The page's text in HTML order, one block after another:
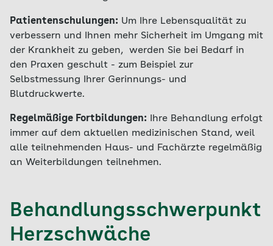
Patientenschulungen: Um Ihre Lebensqualität zu
verbessern und Ihnen mehr Sicherheit im Umgang mit
der Krankheit zu geben, werden Sie bei Bedarf in
den Praxen geschult - zum Beispiel zur
Selbstmessung Ihrer Gerinnungs- und
Blutdruckwerte.
Regelmäßige Fortbildungen: Ihre Behandlung erfolgt
immer auf dem aktuellen medizinischen Stand, weil
alle teilnehmenden Haus- und Fachärzte regelmäßig
an Weiterbildungen teilnehmen.
Behandlungsschwerpunkt
Herzschwäche